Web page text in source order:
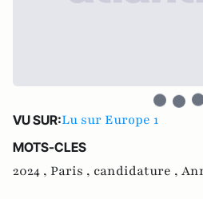
VU SUR:Lu sur Europe 1
MOTS-CLES
2024 , Paris , candidature ,